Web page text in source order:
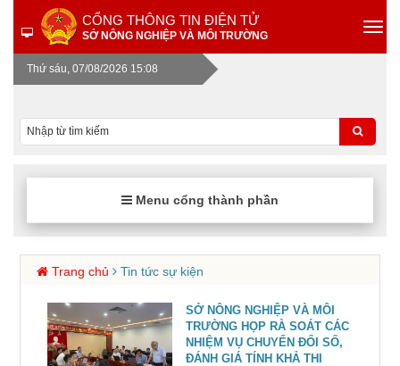
CỔNG THÔNG TIN ĐIỆN TỬ
SỞ NÔNG NGHIỆP VÀ MÔI TRƯỜNG
Thứ sáu, 07/08/2026 15:08
Menu cổng thành phần
Trang chủ Tin tức sự kiện
SỞ NÔNG NGHIỆP VÀ MÔI
TRƯỜNG HỌP RÀ SOÁT CÁC
NHIỆM VỤ CHUYỂN ĐỔI SỐ,
ĐÁNH GIÁ TÍNH KHẢ THI